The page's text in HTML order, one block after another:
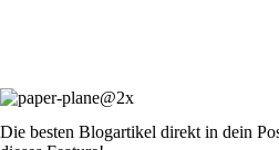
Die besten Blogartikel direkt in dein